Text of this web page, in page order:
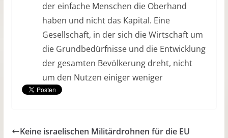
der einfache Menschen die Oberhand
haben und nicht das Kapital. Eine
Gesellschaft, in der sich die Wirtschaft um
die Grundbedürfnisse und die Entwicklung
der gesamten Bevölkerung dreht, nicht
um den Nutzen einiger weniger
Keine israelischen Militärdrohnen für die EU